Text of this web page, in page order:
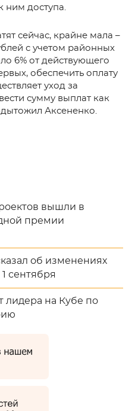
ним доступа.
сейчас, крайне мала –
с учетом районных
6% от действующего
обеспечить оплату
уход за
сумму выплат как
Аксененко.
вышли в
премии
об изменениях
сентября
на Кубе по